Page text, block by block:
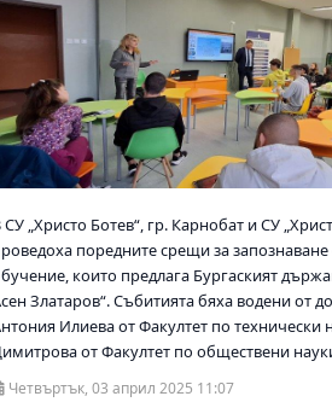
СУ „Христо Ботев“, гр. Карнобат и СУ
поредните срещи за
които предлага Бургаският
Златаров“. Събитията бяха водени от
Илиева от Факултет по
от Факултет по обществени
Четвъртък, 03 април 2025 11:07